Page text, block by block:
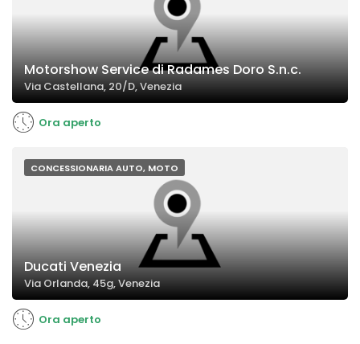
Motorshow Service di Radames Doro S.n.c.
Via Castellana, 20/D, Venezia
Ora aperto
CONCESSIONARIA AUTO, MOTO
Ducati Venezia
Via Orlanda, 45g, Venezia
Ora aperto